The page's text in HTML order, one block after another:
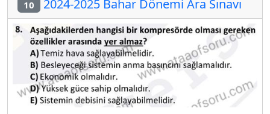
10 2024-2025 Bahar Dönemi Ara Sınavı